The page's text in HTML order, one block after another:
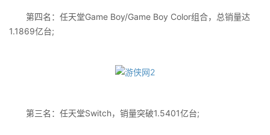
‌第四名‌：任天堂‌Game Boy/Game Boy Color‌组合，总销量达
1.1869亿台;
‌第三名‌：任天堂‌Switch‌，销量突破1.5401亿台;